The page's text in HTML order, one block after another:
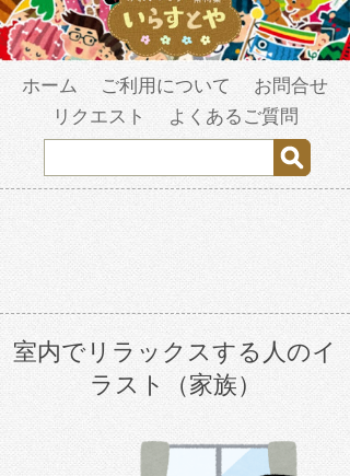
ホーム ご利用について
お問合せ
リクエスト
よくあるご質問
室内でリラックスする人のイ
ラスト（家族）